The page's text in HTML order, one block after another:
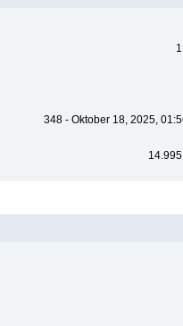
348 - Oktober 18, 2025,